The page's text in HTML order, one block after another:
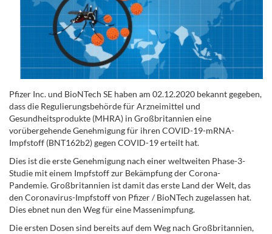
Pfizer Inc. und BioNTech SE haben am 02.12.2020 bekannt gegeben,
dass die Regulierungsbehörde für Arzneimittel und
Gesundheitsprodukte (MHRA) in Großbritannien eine
vorübergehende Genehmigung für ihren COVID-19-mRNA-
Impfstoff (BNT162b2) gegen COVID-19 erteilt hat.
Dies ist die erste Genehmigung nach einer weltweiten Phase-3-
Studie mit einem Impfstoff zur Bekämpfung der Corona-
Pandemie. Großbritannien ist damit das erste Land der Welt, das
den Coronavirus-Impfstoff von Pfizer / BioNTech zugelassen hat.
Dies ebnet nun den Weg für eine Massenimpfung.
Die ersten Dosen sind bereits auf dem Weg nach Großbritannien,